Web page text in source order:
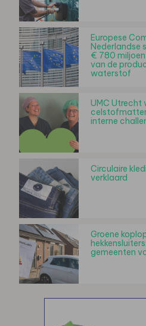
Europese
Nederlandse
€ 780
van de
waterstof
UMC Utrecht
interne
Circulaire
verklaard
Groene
gemeenten